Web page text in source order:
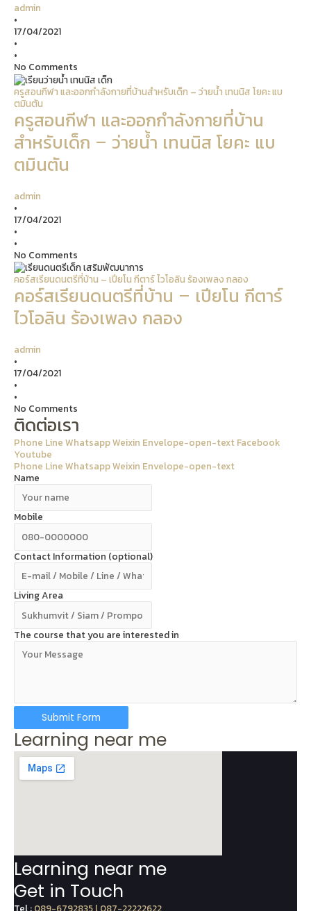
admin
•
17/04/2021
•
•
No Comments
ครูสอนกีฬา และออกกำลังกายที่บ้านสำหรับเด็ก – ว่ายน้ำ เทนนิส โยคะ แบ
ตมินตัน
ครูสอนกีฬา และออกกำลังกายที่บ้าน
สำหรับเด็ก – ว่ายน้ำ เทนนิส โยคะ แบ
ตมินตัน
admin
•
17/04/2021
•
•
No Comments
คอร์สเรียนดนตรีที่บ้าน – เปียโน กีตาร์ ไวโอลิน ร้องเพลง กลอง
คอร์สเรียนดนตรีที่บ้าน – เปียโน กีตาร์
ไวโอลิน ร้องเพลง กลอง
admin
•
17/04/2021
•
•
No Comments
ติดต่อเรา
Phone Line WhatsappWeixin Envelope-open-text Facebook
Youtube
Phone Line WhatsappWeixin Envelope-open-text
Name
Mobile
Contact Information (optional)
Living Area
The course that you are interested in
Submit Form
Learning near me
Learning near me
Get in Touch